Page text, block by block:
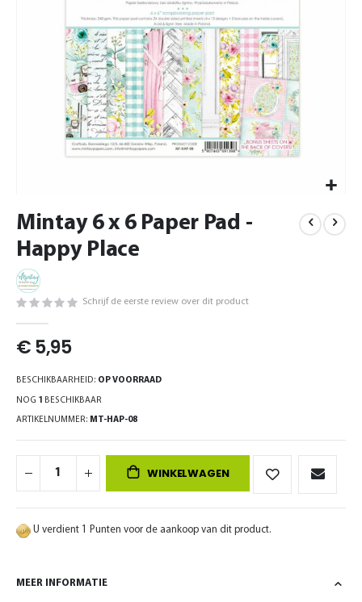
naar
begin
van
de
afbeeldingen-
gallerij
Mintay 6 x 6 Paper Pad -
Happy Place
Schrijf de eerste review over dit product
€ 5,95
BESCHIKBAARHEID: OP VOORRAAD
NOG 1 BESCHIKBAAR
ARTIKELNUMMER MT-HAP-08
WINKELWAGEN
U verdient 1 Punten voor de aankoop van dit product.
MEER INFORMATIE